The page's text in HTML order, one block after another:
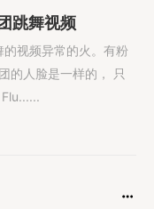
跳舞视频
视频异常的火。有粉
的人脸是一样的， 只